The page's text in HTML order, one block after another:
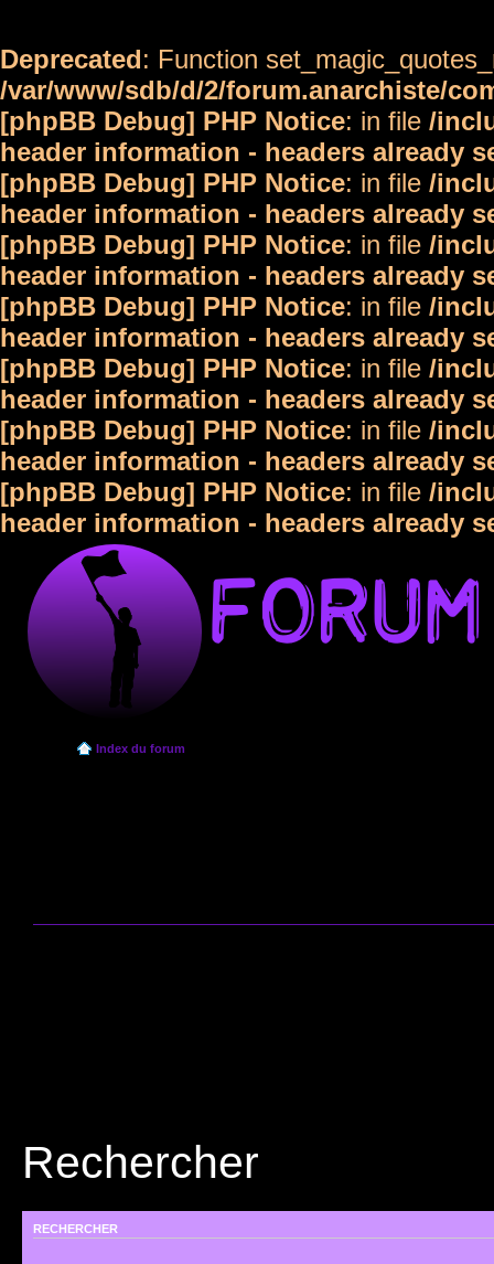
Deprecated: Function
/var/www/sdb/d/2/forum.anarchiste/
[phpBB Debug] PHP Notice: in file /
header information - headers already
[phpBB Debug] PHP Notice: in file /
header information - headers already
[phpBB Debug] PHP Notice: in file /
header information - headers already
[phpBB Debug] PHP Notice: in file /
header information - headers already
[phpBB Debug] PHP Notice: in file /
header information - headers already
[phpBB Debug] PHP Notice: in file /
header information - headers already
[phpBB Debug] PHP Notice: in file /
header information - headers already
Index du forum
Rechercher
RECHERCHER